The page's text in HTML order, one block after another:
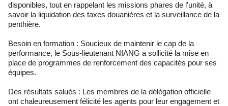
disponibles, tout en rappelant les missions phares de l’unité, à
savoir la liquidation des taxes douanières et la surveillance de la
penthière.
Besoin en formation : Soucieux de maintenir le cap de la
performance, le Sous-lieutenant NIANG a sollicité la mise en
place de programmes de renforcement des capacités pour ses
équipes.
Des résultats salués : Les membres de la délégation officielle
ont chaleureusement félicité les agents pour leur engagement et